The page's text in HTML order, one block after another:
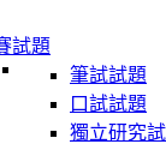
試題
筆試試題
口試試題
獨立研究